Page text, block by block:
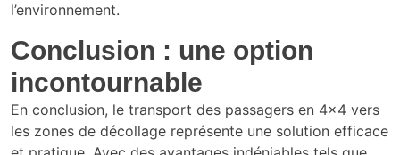
l’environnement.
Conclusion : une option
incontournable
En conclusion, le transport des passagers en 4×4 vers
les zones de décollage représente une solution efficace